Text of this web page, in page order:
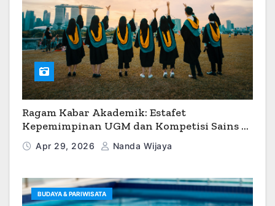
Ragam Kabar Akademik: Estafet
Kepemimpinan UGM dan Kompetisi Sains di
Caldwell University
Apr 29, 2026 Nanda Wijaya
BUDAYA & PARIWISATA